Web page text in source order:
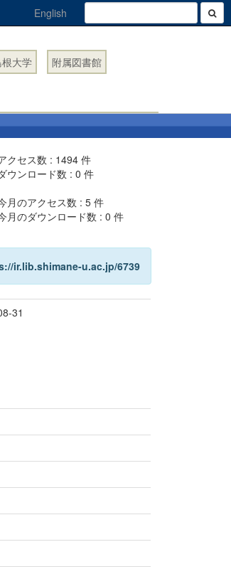
English
大学 附属図書館
クセス数 : 1494 件
ウンロード数 :0 件
月のアクセス数 :5 件
月のダウンロード数 :0 件
ir.lib.shimane-u.ac.jp/6739
31